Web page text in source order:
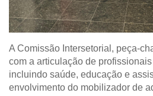
A Comissão Intersetorial, peça-
com a articulação de
incluindo saúde, educação e
envolvimento do mobilizador de